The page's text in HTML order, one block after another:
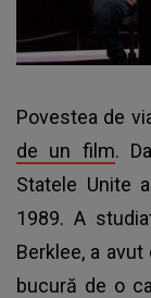
Povestea de
de un film.
Statele Unite
1989. A
Berklee, a
bucură de o